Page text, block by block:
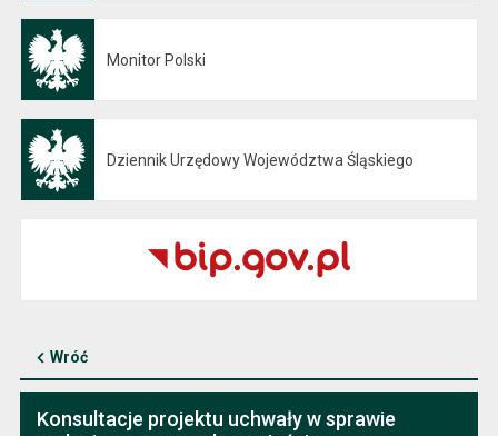
Monitor Polski
Dziennik Urzędowy Województwa Śląskiego
Wróć
Konsultacje projektu uchwały w sprawie